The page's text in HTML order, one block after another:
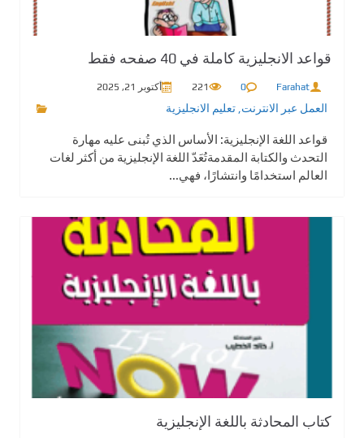
قواعد الانجليزية كاملة في 40 صفحه فقط
Farahat
0
221 أكتوبر 21, 2025
العمل عبر الانترنت تعليم الانجليزية
قواعد اللغة الإنجليزية: الأساس الذي تُبنى عليه مهارة
التحدث والكتابة المقدمةتُعَدّ اللغة الإنجليزية من أكثر لغات
العالم استخدامًا وانتشارًا، فهي...
كتاب المحادثة باللغة الإنجليزية